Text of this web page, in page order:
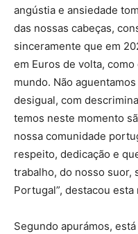
angústia e ansiedade
das nossas cabeças,
sinceramente que em
em Euros de volta,
mundo. Não
desigual, com
temos neste momento
nossa comunidade
respeito, dedicação e
trabalho, do nosso suor,
Portugal”, destacou esta
Segundo apurámos,